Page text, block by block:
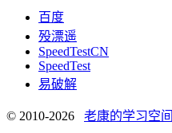
百度
殁漂遥
SpeedTestCN
SpeedTest
易破解
© 2010-2026 老康的学习空间